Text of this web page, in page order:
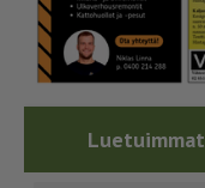
Luetuimmat